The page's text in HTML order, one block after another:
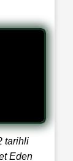
tarihli
Eden